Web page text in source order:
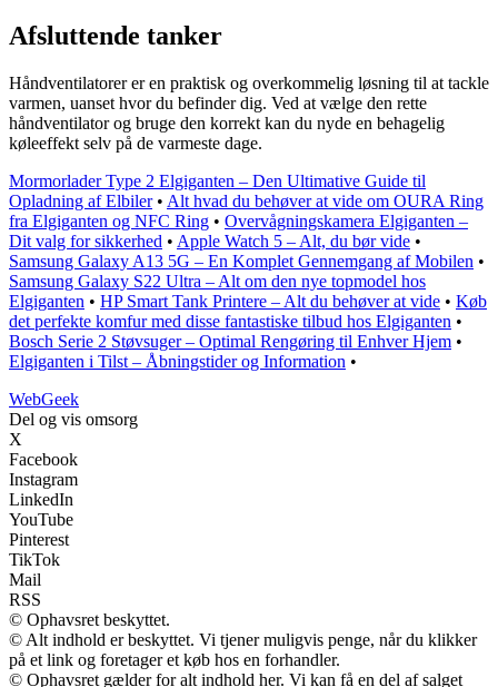
Afsluttende tanker
Håndventilatorer er en praktisk og overkommelig løsning til at tackle
varmen, uanset hvor du befinder dig. Ved at vælge den rette
håndventilator og bruge den korrekt kan du nyde en behagelig
køleeffekt selv på de varmeste dage.
Mormorlader Type 2 Elgiganten – Den Ultimative Guide til
Opladning af Elbiler• Alt hvad du behøver at vide om OURA Ring
fra Elgiganten og NFC Ring • Overvågningskamera Elgiganten –
Dit valg for sikkerhed • Apple Watch 5 – Alt, du bør vide •
Samsung Galaxy A13 5G – En Komplet Gennemgang af Mobilen •
Samsung Galaxy S22 Ultra – Alt om den nye topmodel hos
Elgiganten • HP Smart Tank Printere – Alt du behøver at vide • Køb
det perfekte komfur med disse fantastiske tilbud hos Elgiganten •
Bosch Serie 2 Støvsuger – Optimal Rengøring til Enhver Hjem •
Elgiganten i Tilst – Åbningstider og Information •
WebGeek
Del og vis omsorg
X
Facebook
Instagram
LinkedIn
YouTube
Pinterest
TikTok
Mail
RSS
© Ophavsret beskyttet.
© Alt indhold er beskyttet. Vi tjener muligvis penge, når du klikker
på et link og foretager et køb hos en forhandler.
© Ophavsret gælder for alt indhold her. Vi kan få en del af salget